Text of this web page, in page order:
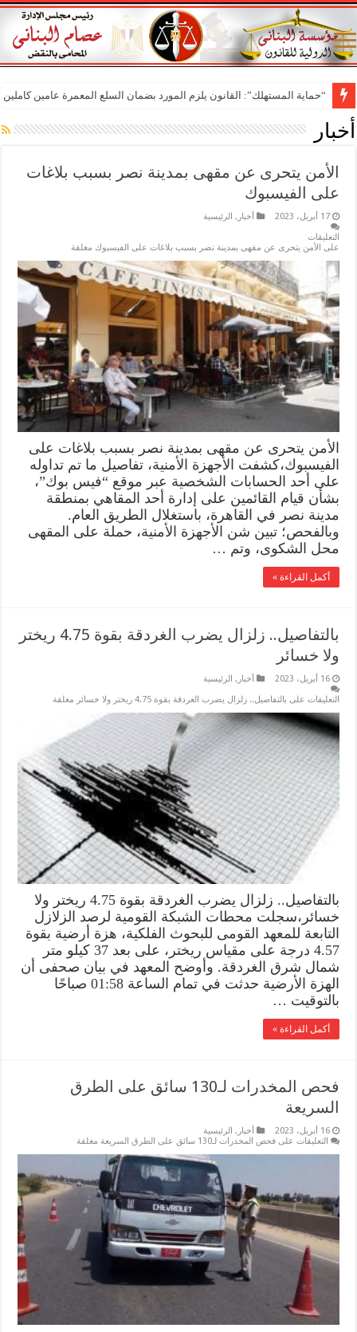
“حماية المستهلك”: القانون يلزم المورد بضمان السلع المعمرة عامين
أخبار
الأمن يتحرى عن مقهى بمدينة نصر بسبب بلاغات
على الفيسبوك
17 أبريل، 2023 أخبار , الرئيسية
التعليقات
على الأمن يتحرى عن مقهى بمدينة نصر بسبب بلاغات على الفيسبوك مغلقة
الأمن يتحرى عن مقهى بمدينة نصر بسبب بلاغات على
الفيسبوك،كشفت الأجهزة الأمنية، تفاصيل ما تم تداوله
على أحد الحسابات الشخصية عبر موقع “فيس بوك”،
بشأن قيام القائمين على إدارة أحد المقاهي بمنطقة
مدينة نصر في القاهرة، باستغلال الطريق العام.
وبالفحص؛ تبين شن الأجهزة الأمنية، حملة على المقهى
محل الشكوى، وتم …
أكمل القراءة »
بالتفاصيل.. زلزال يضرب الغردقة بقوة 4.75 ريختر
ولا خسائر
16 أبريل، 2023 أخبار , الرئيسية
التعليقات على بالتفاصيل.. زلزال يضرب الغردقة بقوة 4.75 ريختر ولا خسائر مغلقة
بالتفاصيل.. زلزال يضرب الغردقة بقوة 4.75 ريختر ولا
خسائر،سجلت محطات الشبكة القومية لرصد الزلازل
التابعة للمعهد القومى للبحوث الفلكية، هزة أرضية بقوة
4.57 درجة على مقياس ريختر، على بعد 37 كيلو متر
شمال شرق الغردقة. وأوضح المعهد في بيان صحفى أن
الهزة الأرضية حدثت في تمام الساعة 01:58 صباحًا
بالتوقيت …
أكمل القراءة »
فحص المخدرات لـ130 سائق على الطرق
السريعة
16 أبريل، 2023 أخبار , الرئيسية
التعليقات على فحص المخدرات لـ130 سائق على الطرق السريعة مغلقة